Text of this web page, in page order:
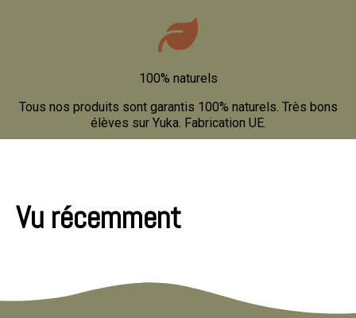
100% naturels
Tous nos produits sont garantis 100% naturels. Très bons
élèves sur Yuka. Fabrication UE.
Vu récemment